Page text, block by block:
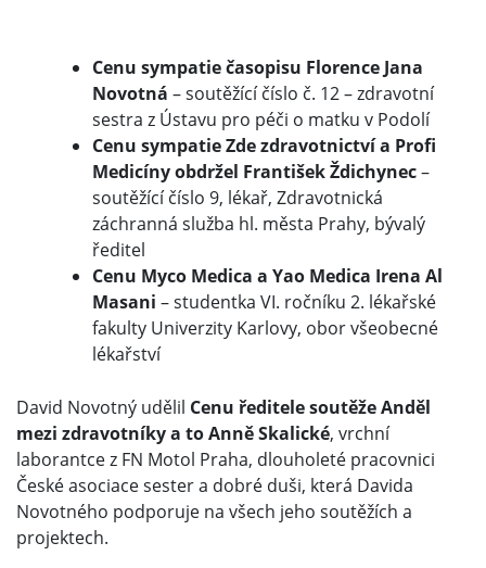
Cenu sympatie časopisu Florence Jana
Novotná – soutěžící číslo č. 12 – zdravotní
sestra z Ústavu pro péči o matku v Podolí
Cenu sympatie Zde zdravotnictví a Profi
Medicíny obdržel František Ždichynec–
soutěžící číslo 9, lékař, Zdravotnická
záchranná služba hl. města Prahy, bývalý
ředitel
Cenu Myco Medica a Yao Medica Irena Al
Masani – studentka VI. ročníku 2. lékařské
fakulty Univerzity Karlovy, obor všeobecné
lékařství
David Novotný udělil Cenu ředitele soutěže Anděl
mezi zdravotníky a to Anně Skalické, vrchní
laborantce z FN Motol Praha, dlouholeté pracovnici
České asociace sester a dobré duši, která Davida
Novotného podporuje na všech jeho soutěžích a
projektech.